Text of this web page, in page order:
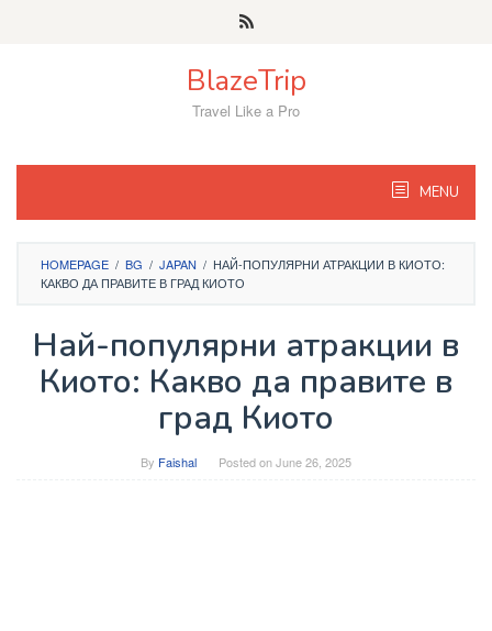
BlazeTrip
Travel Like a Pro
MENU
HOMEPAGE / BG / JAPAN / НАЙ-ПОПУЛЯРНИ АТРАКЦИИ В КИОТО:
КАКВО ДА ПРАВИТЕ В ГРАД КИОТО
Най-популярни атракции в
Киото: Какво да правите в
град Киото
By Faishal Posted onJune 26, 2025